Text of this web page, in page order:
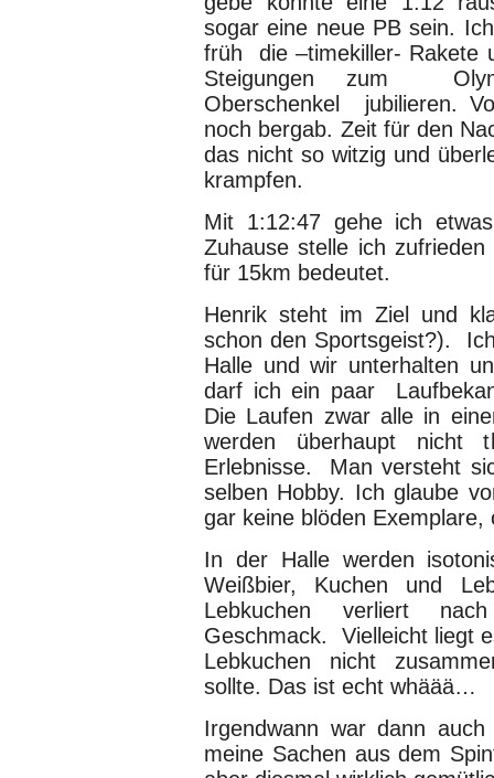
sogar eine neue PB sein.
früh die –timekiller- Rakete
Steigungen zum
Oberschenkel jubilieren.
noch bergab. Zeit für den
das nicht so witzig und
krampfen.
Mit 1:12:47 gehe ich
Zuhause stelle ich
für 15km bedeutet.
Henrik steht im Ziel und
schon den Sportsgeist?).
Halle und wir unterhalten
darf ich ein paar
Die Laufen zwar alle in
werden überhaupt nicht
Erlebnisse. Man versteht
selben Hobby. Ich glaube
gar keine blöden Exemplare,
In der Halle werden
Weißbier, Kuchen und
Lebkuchen verliert
Geschmack. Vielleicht liegt
Lebkuchen nicht
sollte. Das ist echt whäää…
Irgendwann war dann
meine Sachen aus dem